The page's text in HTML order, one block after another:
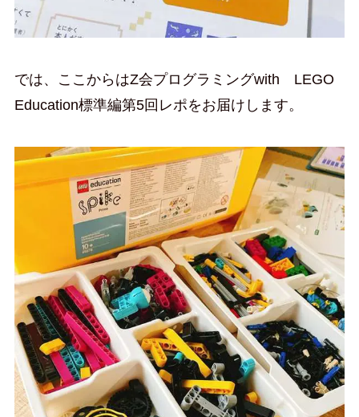
では、ここからはZ会プログラミングwith LEGO
Education標準編第5回レポをお届けします。